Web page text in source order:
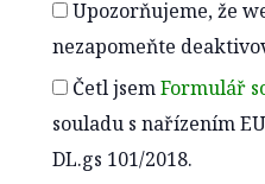
Upozorňujeme, že
nezapomeňte
Četl jsemFormulář
souladu s nařízením
DL.gs 101/2018.